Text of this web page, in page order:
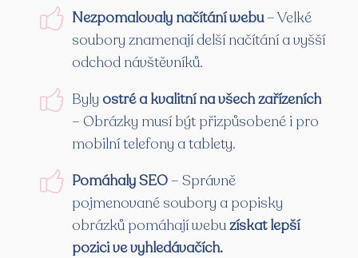
Nezpomalovaly načítání webu– Velké
soubory znamenají delší načítání a vyšší
odchod návštěvníků.
Byly ostré a kvalitní na všech zařízeních
– Obrázky musí být přizpůsobené i pro
mobilní telefony a tablety.
Pomáhaly SEO – Správně
pojmenované soubory a popisky
obrázků pomáhají webuzískat lepší
pozici ve vyhledávačích.